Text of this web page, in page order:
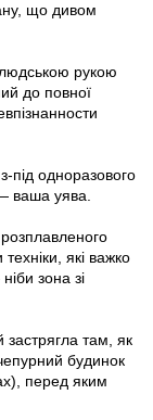
що дивом
рукою
до повної
під одноразового
ваша уява.
які важко
зона зі
застрягла там, як
будинок
перед яким